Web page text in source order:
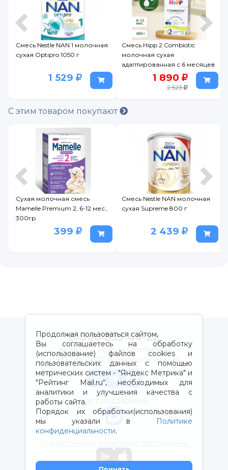
Смесь Nestle NAN 1 молочная
сухая Optipro 1050 г
1 529
Смесь Hipp 2 Combiotic
молочная сухая
адаптированная с 6 месяцев
1 890
2 523
С этим товаром покупают
Сухая молочная смесь
Mamelle Premium 2, 6-12 мес.,
300гр
399
Смесь Nestle NAN молочная
сухая Supreme 800 г
2 439
Продолжая пользоваться сайтом,
Вы соглашаетесь на обработку
(использование) файлов cookies и
пользовательских данных с помощью
метрических систем - "Яндекс Метрика" и
"Рейтинг Mail.ru“, необходимых для
аналитики и улучшения качества с
работы сайта.
Порядок их обработки(использования)
мы указали в
Политике
конфиденциальности.
8-800-333-44-22
Звонок по России бесплатный
с 9:00 до 21:00 (время московское)
Чат с поддержкой